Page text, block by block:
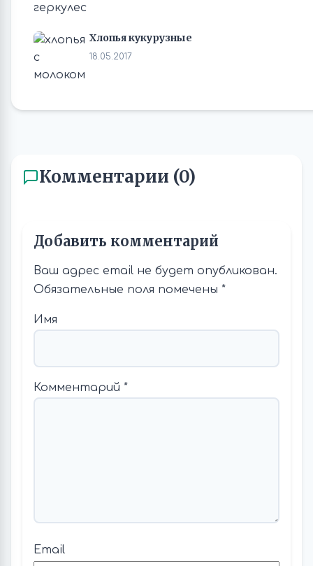
Хлопья кукурузные
18.05.2017
Комментарии (0)
Добавить комментарий
Ваш адрес email не будет опубликован.
Обязательные поля помечены *
Имя
Комментарий *
Email